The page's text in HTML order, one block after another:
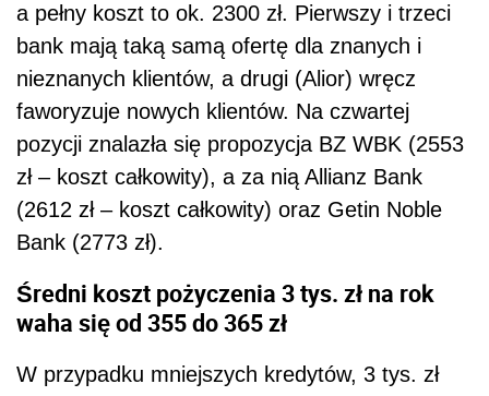
a pełny koszt to ok. 2300 zł. Pierwszy i trzeci
bank mają taką samą ofertę dla znanych i
nieznanych klientów, a drugi (Alior) wręcz
faworyzuje nowych klientów. Na czwartej
pozycji znalazła się propozycja BZ WBK (2553
zł – koszt całkowity), a za nią Allianz Bank
(2612 zł – koszt całkowity) oraz Getin Noble
Bank (2773 zł).
Średni koszt pożyczenia 3 tys. zł na rok
waha się od 355 do 365 zł
W przypadku mniejszych kredytów, 3 tys. zł